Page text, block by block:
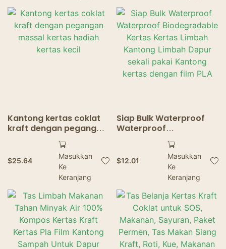
Kantong kertas coklat
kraft dengan pegangan
massal kertas hadiah
$25.64
Masukkan
Ke
Keranjang
Siap Bulk Waterproof
Waterproof
Biodegradable Kertas
Kertas Limbah Kantong
Limbah Dapur sekali
pakai Kantong kertas
dengan film PLA
$12.01
Masukkan
Ke
Keranjang